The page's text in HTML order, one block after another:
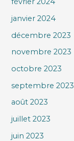
janvier 2024
décembre 2023
novembre 2023
octobre 2023
septembre 2023
août 2023
juillet 2023
juin 2023